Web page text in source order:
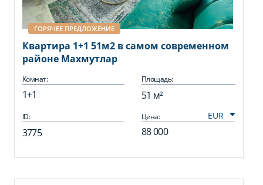
ГОРЯЧЕЕ ПРЕДЛОЖЕНИЕ
Квартира 1+1 51м2 в самом современном
районе Махмутлар
Комнат:
1+1
Площадь:
51 м²
ID:
3775
Цена:
88 000